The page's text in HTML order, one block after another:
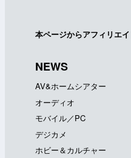
本ページからアフィリエ
NEWS
AV&ホームシアター
オーディオ
モバイル／PC
デジカメ
ホビー＆カルチャー